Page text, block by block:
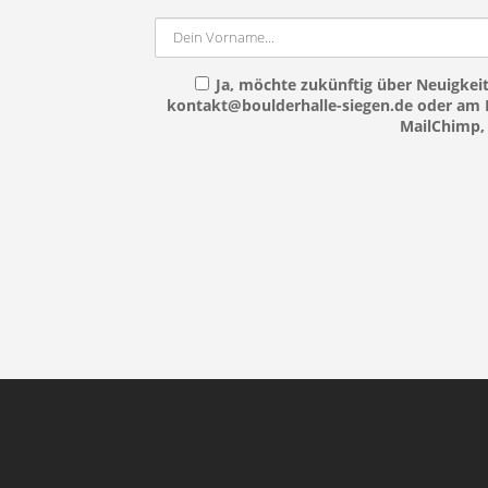
Ja, möchte zukünftig über
kontakt@boulderhalle-siegen.de oder